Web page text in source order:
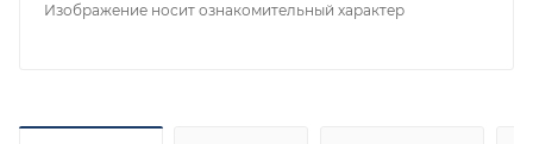
Изображение носит ознакомительный характер